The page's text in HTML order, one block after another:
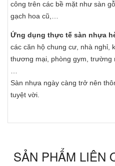
công trên các bề mặt như sàn
gạch hoa cũ,…
Ứng dụng thực tế sàn nhựa
các căn hộ chung cư, nhà nghỉ,
thương mại, phòng gym, trường
Sàn nhựa ngày càng trở nên
tuyệt vời.
SẢN PHẨM LIÊN